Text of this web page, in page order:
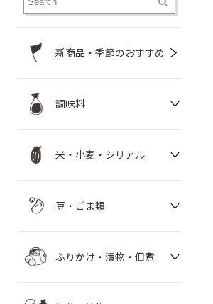
新商品・季節のおすすめ
調味料
米・小麦・シリアル
豆・ごま類
ふりかけ・漬物・佃煮